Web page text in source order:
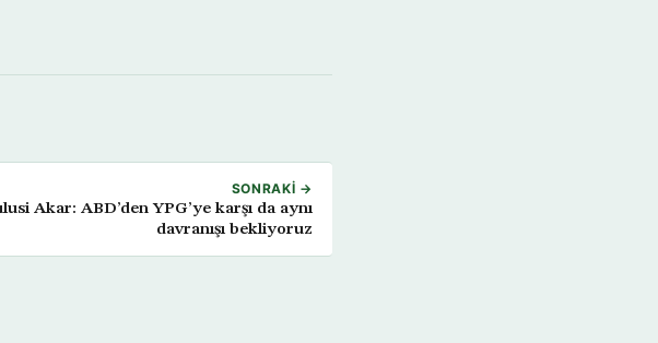
SONRAKI →
Akar: ABD’den YPG’ye karşı da aynı
davranışı bekliyoruz